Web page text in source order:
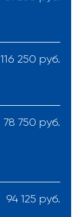
116 250 руб.
78 750 руб.
94 125 руб.